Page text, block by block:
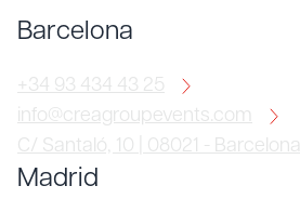
Barcelona
+34 93 434 43 25
info@creagroupevents.com
C/ Santaló, 10 | 08021 - Barcelona
Madrid